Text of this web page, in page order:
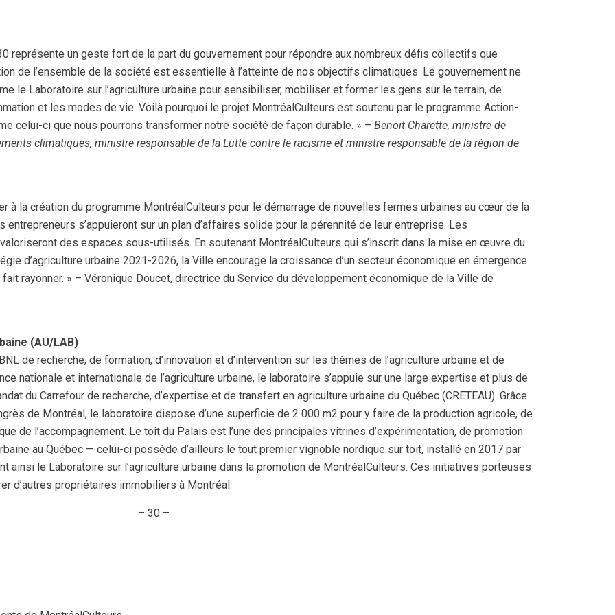
représente un geste fort de la part du gouvernement pour répondre aux nombreux défis collectifs que
de l’ensemble de la société est essentielle à l’atteinte de nos objectifs climatiques. Le gouvernement ne
le Laboratoire sur l’agriculture urbaine pour sensibiliser, mobiliser et former les gens sur le terrain, de
et les modes de vie. Voilà pourquoi le projet MontréalCulteurs est soutenu par le programme Action-
celui-ci que nous pourrons transformer notre société de façon durable. » – Benoit Charette, ministre de
climatiques, ministre responsable de la Lutte contre le racisme et ministre responsable de la région de
à la création du programme MontréalCulteurs pour le démarrage de nouvelles fermes urbaines au cœur de la
entrepreneurs s’appuieront sur un plan d’affaires solide pour la pérennité de leur entreprise. Les
des espaces sous-utilisés. En soutenant MontréalCulteurs qui s’inscrit dans la mise en œuvre du
d’agriculture urbaine 2021-2026, la Ville encourage la croissance d’un secteur économique en émergence
rayonner. » – Véronique Doucet, directrice du Service du développement économique de la Ville de
(AU/LAB)
de recherche, de formation, d’innovation et d’intervention sur les thèmes de l’agriculture urbaine et de
nationale et internationale de l’agriculture urbaine, le laboratoire s’appuie sur une large expertise et plus de
du Carrefour de recherche, d’expertise et de transfert en agriculture urbaine du Québec (CRETEAU). Grâce
de Montréal, le laboratoire dispose d’une superficie de 2 000 m2 pour y faire de la production agricole, de
de l’accompagnement. Le toit du Palais est l’une des principales vitrines d’expérimentation, de promotion
au Québec — celui-ci possède d’ailleurs le tout premier vignoble nordique sur toit, installé en 2017 par
le Laboratoire sur l’agriculture urbaine dans la promotion de MontréalCulteurs. Ces initiatives porteuses
d’autres propriétaires immobiliers à Montréal.
– 30 –